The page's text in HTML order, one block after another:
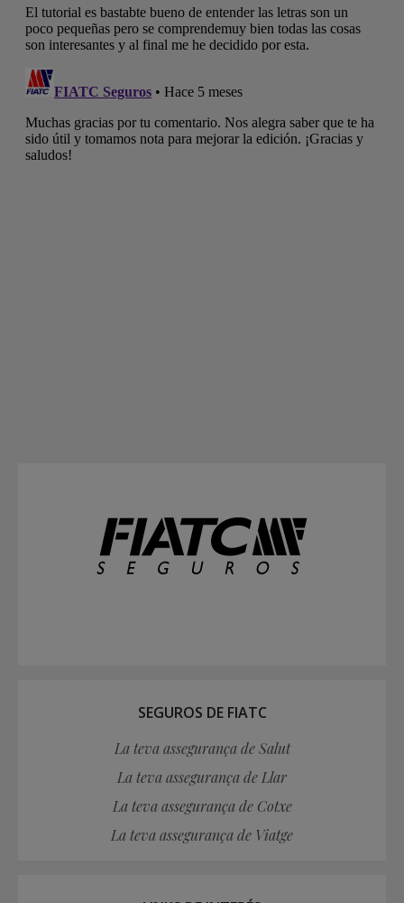
SEGUROS DE FIATC
La teva assegurança de Salut
La teva assegurança de Llar
La teva assegurança de Cotxe
La teva assegurança de Viatge